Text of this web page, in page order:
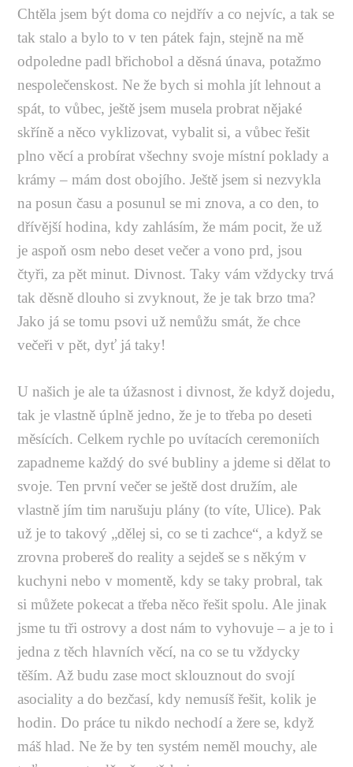
Chtěla jsem být doma co nejdřív a co nejvíc, a tak se
tak stalo a bylo to v ten pátek fajn, stejně na mě
odpoledne padl břichobol a děsná únava, potažmo
nespolečenskost. Ne že bych si mohla jít lehnout a
spát, to vůbec, ještě jsem musela probrat nějaké
skříně a něco vyklizovat, vybalit si, a vůbec řešit
plno věcí a probírat všechny svoje místní poklady a
krámy – mám dost obojího. Ještě jsem si nezvykla
na posun času a posunul se mi znova, a co den, to
dřívější hodina, kdy zahlásím, že mám pocit, že už
je aspoň osm nebo deset večer a vono prd, jsou
čtyři, za pět minut. Divnost. Taky vám vždycky trvá
tak děsně dlouho si zvyknout, že je tak brzo tma?
Jako já se tomu psovi už nemůžu smát, že chce
večeři v pět, dyť já taky!
U našich je ale ta úžasnost i divnost, že když dojedu,
tak je vlastně úplně jedno, že je to třeba po deseti
měsících. Celkem rychle po uvítacích ceremoniích
zapadneme každý do své bubliny a jdeme si dělat to
svoje. Ten první večer se ještě dost družím, ale
vlastně jím tim narušuju plány (to víte, Ulice). Pak
už je to takový „dělej si, co se ti zachce“, a když se
zrovna probereš do reality a sejdeš se s někým v
kuchyni nebo v momentě, kdy se taky probral, tak
si můžete pokecat a třeba něco řešit spolu. Ale jinak
jsme tu tři ostrovy a dost nám to vyhovuje – a je to i
jedna z těch hlavních věcí, na co se tu vždycky
těším. Až budu zase moct sklouznout do svojí
asociality a do bezčasí, kdy nemusíš řešit, kolik je
hodin. Do práce tu nikdo nechodí a žere se, když
máš hlad. Ne že by ten systém neměl mouchy, ale